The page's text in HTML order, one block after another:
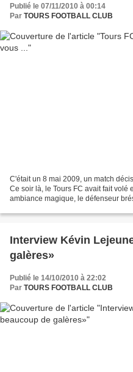
Publié le 07/11/2010 à 00:14
Par TOURS FOOTBALL CLUB
C'était un 8 mai 2009, un match
Ce soir là, le Tours FC avait fait volé
ambiance magique, le défenseur
Interview Kévin
galères»
Publié le 14/10/2010 à 22:02
Par TOURS FOOTBALL CLUB